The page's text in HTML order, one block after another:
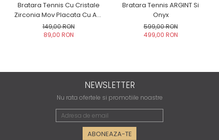
Bratara Tennis Cu Cristale
Zirconia Mov Placata Cu Aur
Galben
149,00 RON
89,00 RON
Bratara Tennis ARGINT Si
Onyx
599,00 RON
499,00 RON
NEWSLETTER
Nu rata ofertele si promotiile noastre